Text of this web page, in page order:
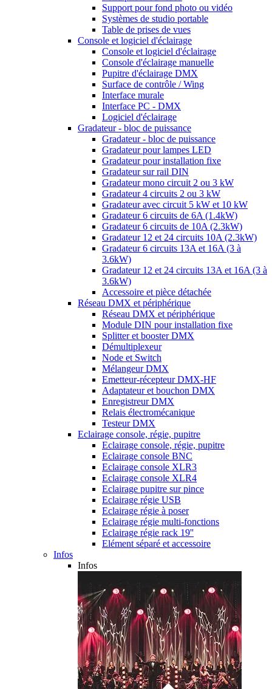
Support pour fond photo ou vidéo
Systèmes de studio portable
Table de prises de vues
Console et logiciel d'éclairage
Console et logiciel d'éclairage
Console d'éclairage manuelle
Pupitre d'éclairage DMX
Surface de contrôle / Wing
Interface murale
Interface PC - DMX
Logiciel d'éclairage
Gradateur - bloc de puissance
Gradateur - bloc de puissance
Gradateur pour lampes LED
Gradateur pour installation fixe
Gradateur sur rail DIN
Gradateur mono circuit 2 ou 3 kW
Gradateur 4 circuits 2 ou 3 kW
Gradateur avec circuit 5 kW et 10 kW
Gradateur 6 circuits de 6A (1.4kW)
Gradateur 6 circuits de 10A (2.3kW)
Gradateur 12 et 24 circuits 10A (2.3kW)
Gradateur 6 circuits 13A et 16A (3 à
3.6kW)
Gradateur 12 et 24 circuits 13A et 16A (3 à
3.6kW)
Accessoire et pièce détachée
Réseau DMX et périphérique
Réseau DMX et périphérique
Module DIN pour installation fixe
Splitter et booster DMX
Démultiplexeur
Node et Switch
Mélangeur DMX
Emetteur-récepteur DMX-HF
Adaptateur et bouchon DMX
Enregistreur DMX
Relais électromécanique
Testeur DMX
Eclairage console, régie, pupitre
Eclairage console, régie, pupitre
Eclairage console BNC
Eclairage console XLR3
Eclairage console XLR4
Eclairage pupitre sur pince
Eclairage régie USB
Eclairage régie à poser
Eclairage régie multi-fonctions
Eclairage régie rack 19''
Elément séparé et accessoire
Infos
Infos